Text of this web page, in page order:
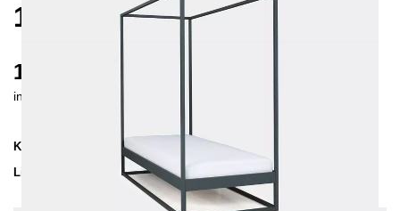
120X200 CM
1040 €
inkl. MwSt. inkl. Versandkosten (DE)
Kollektion
Lieferzeit
2-3 Wochen | vsl. 20. Aug - 27. Aug